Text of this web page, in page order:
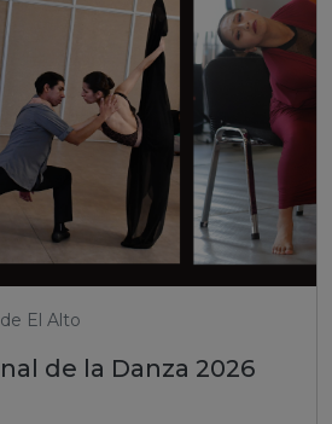
El Alto
de la Danza 2026